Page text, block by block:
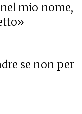
mio nome,
se non per